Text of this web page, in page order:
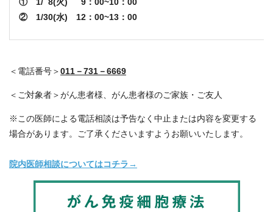
② 1/30(水) 12：00~13：00
＜電話番号＞011－731－6669
＜ご対象者＞がん患者様、がん患者様のご家族・ご友人
※この医師による電話相談は予告なく中止または内容を変更する
場合があります。ご了承くださいますようお願いいたします。
院内医師相談についてはコチラ→